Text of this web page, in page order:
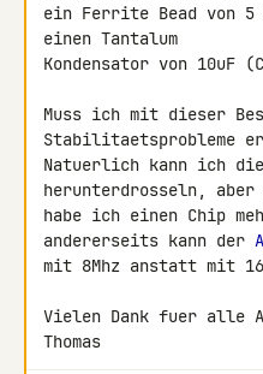
ein Ferrite Bead von 5
einen Tantalum
Kondensator von 10uF
Muss ich mit dieser
Stabilitaetsprobleme
Natuerlich kann ich die
herunterdrosseln, aber
habe ich einen Chip
andererseits kann der
mit 8Mhz anstatt mit
Vielen Dank fuer alle
Thomas